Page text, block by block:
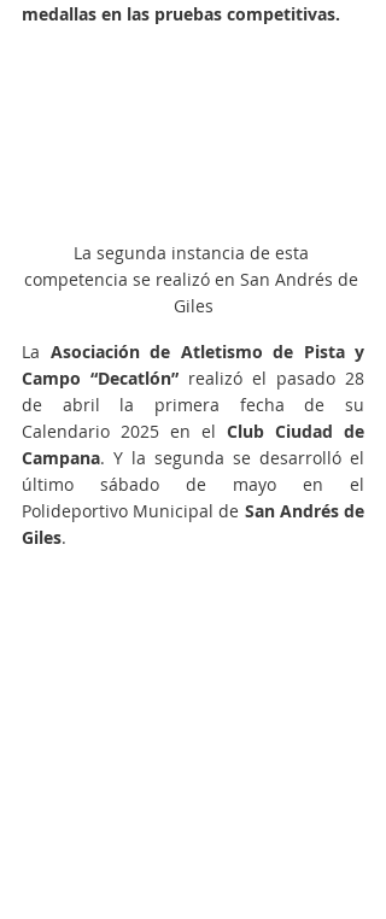
medallas en las pruebas competitivas.
La segunda instancia de esta
competencia se realizó en San Andrés de
Giles
La Asociación de Atletismo de Pista y
Campo “Decatlón” realizó el pasado 28
de abril la primera fecha de su
Calendario 2025 en el Club Ciudad de
Campana. Y la segunda se desarrolló el
último sábado de mayo en el
Polideportivo Municipal de San Andrés de
Giles.